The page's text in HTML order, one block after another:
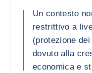
Un contesto
restrittivo a
(protezione
dovuto alla
economica e